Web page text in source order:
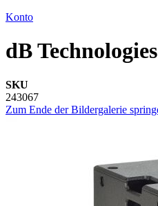
Konto
dB
SKU
243067
Zum Ende der Bildergalerie